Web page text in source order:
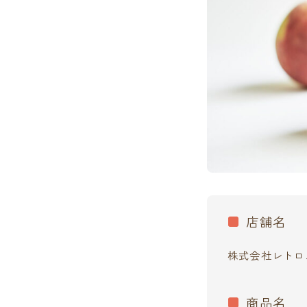
店舗名
株式会社レト
商品名